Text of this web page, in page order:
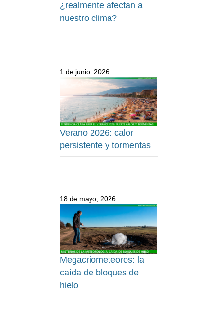
¿realmente afectan a
nuestro clima?
1 de junio, 2026
Verano 2026: calor
persistente y tormentas
18 de mayo, 2026
Megacriometeoros: la
caída de bloques de
hielo